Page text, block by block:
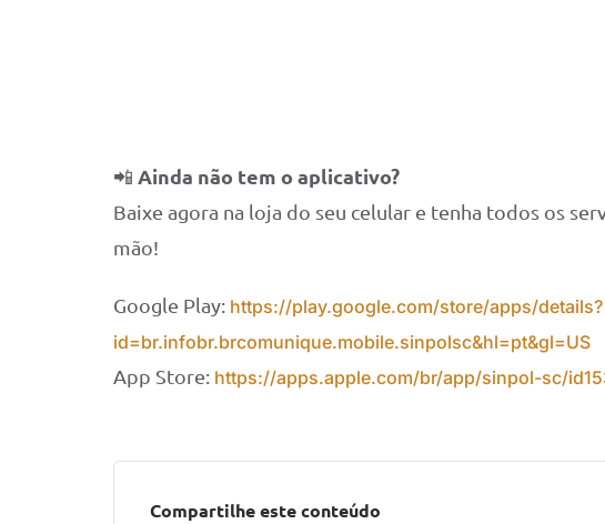
📲 Ainda não tem o aplicativo?
Baixe agora na loja do seu celular e tenha todos os
mão!
Google Play: https://play.google.com/store/apps/details?
id=br.infobr.brcomunique.mobile.sinpolsc&hl=pt&gl=US
App Store: https://apps.apple.com/br/app/sinpol-sc/
Compartilhe este conteúdo